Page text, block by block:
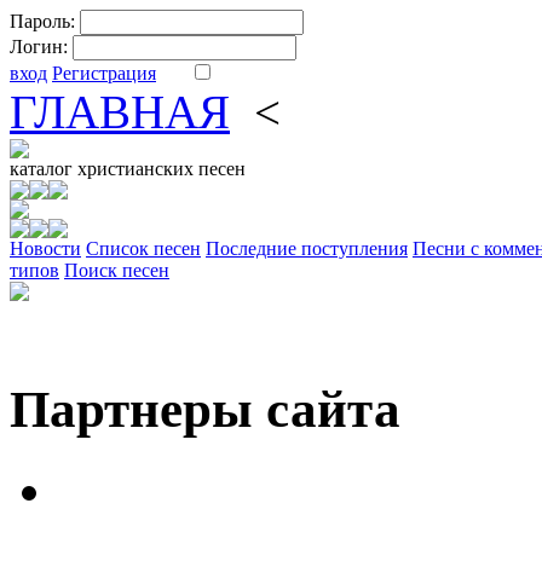
Пароль:
Логин:
вход Регистрация
ГЛАВНАЯ <
каталог христианских песен
Новости Cписок песен Последние поступления Песни с
типов Поиск песен
Партнеры сайта